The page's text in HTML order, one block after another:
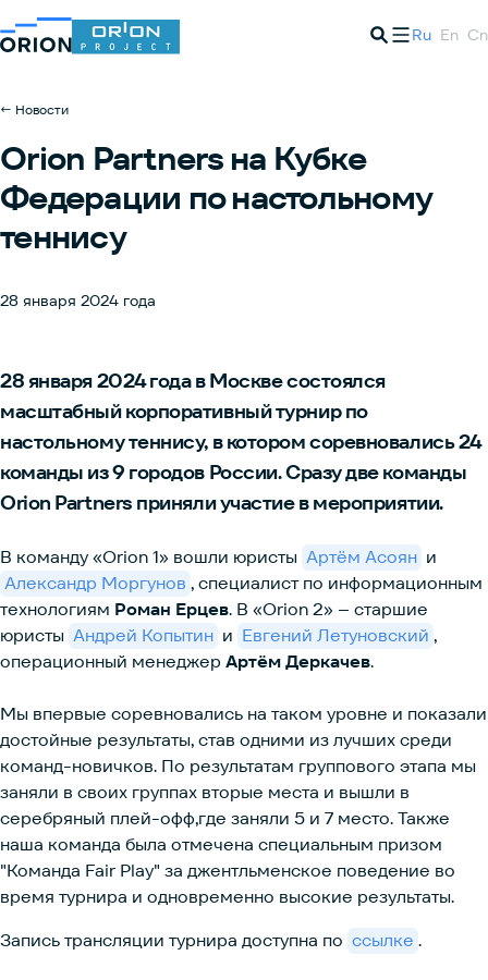
Ru En Cn
← Новости
Orion Partners на Кубке
Федерации по настольному
теннису
28 января 2024 года
28 января 2024 года в Москве состоялся
масштабный корпоративный турнир по
настольному теннису, в котором соревновались 24
команды из 9 городов России. Сразу две команды
Orion Partners приняли участие в мероприятии.
В команду «Orion 1» вошли юристы Артём Асоян и
Александр Моргунов , специалист по информационным
технологиям Роман Ерцев. В «Orion 2» – старшие
юристы Андрей Копытин и Евгений Летуновский ,
операционный менеджер Артём Деркачев.
Мы впервые соревновались на таком уровне и показали
достойные результаты, став одними из лучших среди
команд-новичков. По результатам группового этапа мы
заняли в своих группах вторые места и вышли в
серебряный плей-офф,где заняли 5 и 7 место. Также
наша команда была отмечена специальным призом
"Команда Fair Play" за джентльменское поведение во
время турнира и одновременно высокие результаты.
Запись трансляции турнира доступна по ссылке .